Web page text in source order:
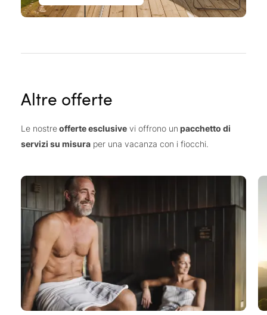
Altre offerte
Le nostreofferte esclusive vi offrono un pacchetto di
servizi su misura per una vacanza con i fiocchi.